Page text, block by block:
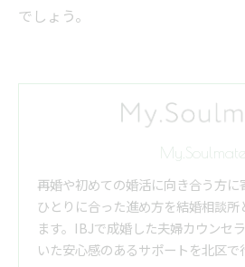
でしょう。
My.Soulmate
再婚や初めての婚活に向き合う方に
ひとりに合った進め方を結婚相談所
ます。IBJで成婚した夫婦カウンセ
いた安心感のあるサポートを北区で